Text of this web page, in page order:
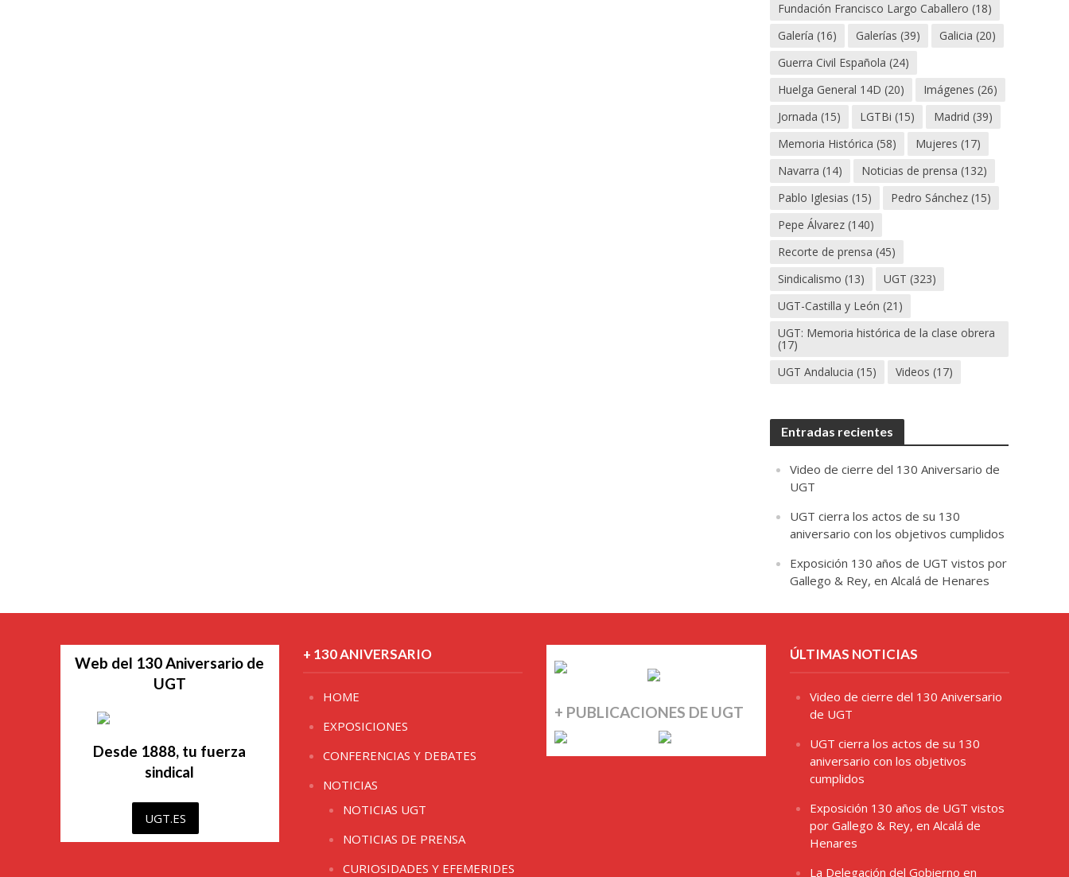
Fundación Francisco Largo Caballero (18)
Galería (16) Galerías (39) Galicia (20)
Guerra Civil Española (24)
Huelga General 14D (20) Imágenes (26)
Jornada (15) LGTBi (15) Madrid (39)
Memoria Histórica (58) Mujeres (17)
Navarra (14) Noticias de prensa (132)
Pablo Iglesias (15) Pedro Sánchez (15)
Pepe Álvarez (140)
Recorte de prensa (45)
Sindicalismo (13) UGT (323)
UGT-Castilla y León (21)
UGT: Memoria histórica de la clase obrera
(17)
UGT Andalucia (15) Videos (17)
Entradas recientes
Video de cierre del 130 Aniversario de
UGT
UGT cierra los actos de su 130
aniversario con los objetivos cumplidos
Exposición 130 años de UGT vistos por
Gallego & Rey, en Alcalá de Henares
Web del 130 Aniversario de
UGT
Desde 1888, tu fuerza
sindical
UGT.ES
+ 130 ANIVERSARIO
HOME
EXPOSICIONES
CONFERENCIAS Y DEBATES
NOTICIAS
NOTICIAS UGT
NOTICIAS DE PRENSA
CURIOSIDADES Y EFEMERIDES
+ PUBLICACIONES DE UGT
ÚLTIMAS NOTICIAS
Video de cierre del 130 Aniversario
de UGT
UGT cierra los actos de su 130
aniversario con los objetivos
cumplidos
Exposición 130 años de UGT vistos
por Gallego & Rey, en Alcalá de
Henares
La Delegación del Gobierno en